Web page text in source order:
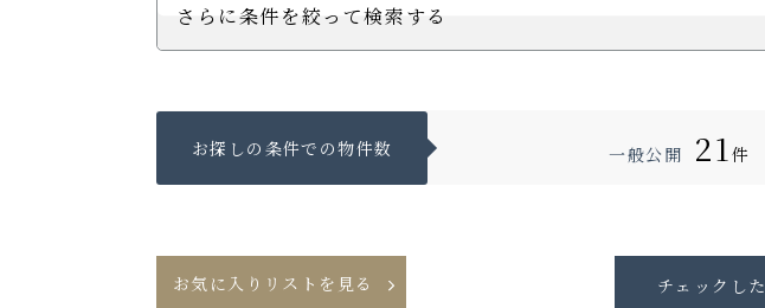
さらに条件を絞って検索する
お探しの条件での物件数 一般公開 21件
お気に入りリストを見る